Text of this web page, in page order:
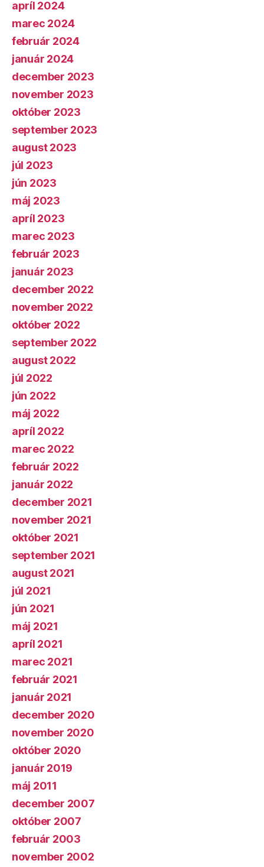
apríl 2024
marec 2024
február 2024
január 2024
december 2023
november 2023
október 2023
september 2023
august 2023
júl 2023
jún 2023
máj 2023
apríl 2023
marec 2023
február 2023
január 2023
december 2022
november 2022
október 2022
september 2022
august 2022
júl 2022
jún 2022
máj 2022
apríl 2022
marec 2022
február 2022
január 2022
december 2021
november 2021
október 2021
september 2021
august 2021
júl 2021
jún 2021
máj 2021
apríl 2021
marec 2021
február 2021
január 2021
december 2020
november 2020
október 2020
január 2019
máj 2011
december 2007
október 2007
február 2003
november 2002